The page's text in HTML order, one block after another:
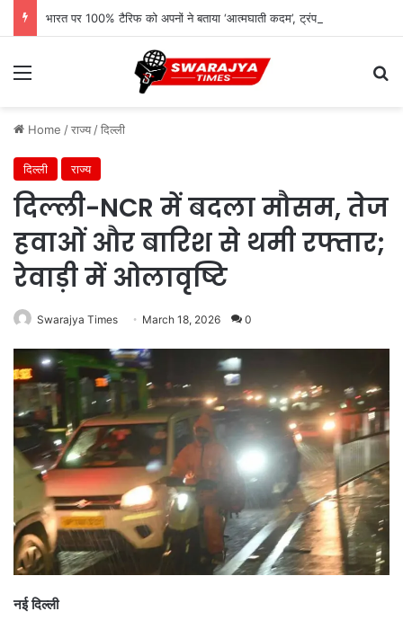
Menu
Home /राज्य /दिल्ली
दिल्ली राज्य
दिल्ली-NCR में बदला मौसम, तेज
हवाओं और बारिश से थमी रफ्तार;
रेवाड़ी में ओलावृष्टि
Swarajya Times March 18, 2026 0
नई दिल्ली